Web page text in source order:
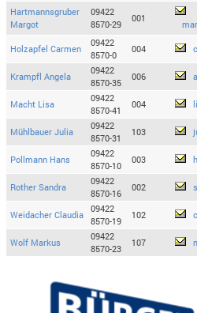
Hartmannsgruber
Margot
09422
8570-29
001
Holzapfel Carmen
09422
8570-0
004
Krampfl Angela
09422
8570-35
006
Macht Lisa
09422
8570-41
004
Mühlbauer Julia
09422
8570-31
103
Pollmann Hans
09422
8570-10
003
Rother Sandra
09422
8570-16
002
Weidacher Claudia
09422
8570-19
102
Wolf Markus
09422
8570-23
107